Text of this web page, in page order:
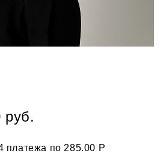
руб.
платежа по 285.00 Р